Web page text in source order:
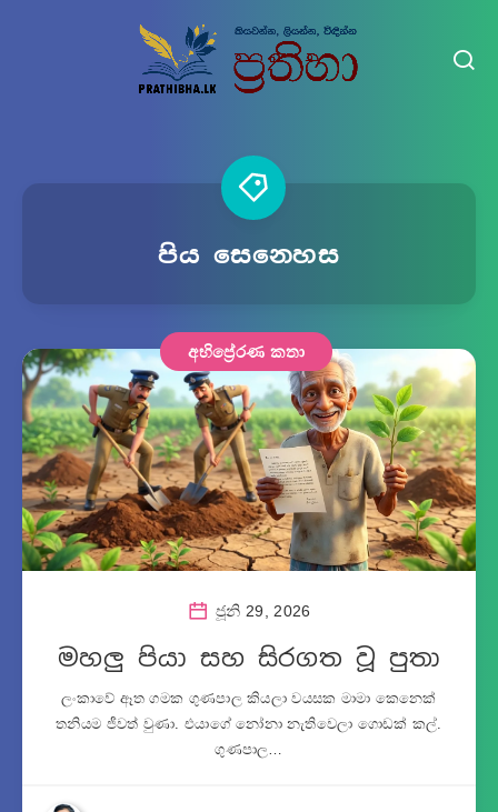
පිය සෙනෙහස
අභිප්‍රේරණ කතා
ජූනි 29, 2026
මහලු පියා සහ සිරගත වූ පුතා
ලංකාවේ ඈත ගමක ගුණපාල කියලා වයසක මාමා කෙනෙක්
තනියම ජීවත් වුණා. එයාගේ නෝනා නැතිවෙලා ගොඩක් කල්.
ගුණපාල…